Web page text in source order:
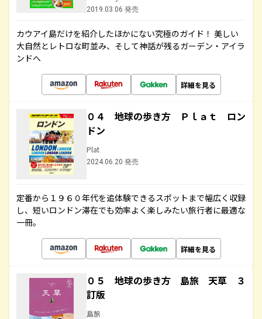
2019.03.06 発売
カウアイ島だけを紹介したほかにない究極のガイド！ 美しい
大自然とレトロな町並み、そして神話が残るガーデン・アイラ
ンドへ
詳細を見る
０４ 地球の歩き方 Ｐｌａｔ ロン
ドン
Plat
2024.06.20 発売
定番から１９６０年代を追体験できるスポットまで幅広く収録
し、短いロンドン滞在でも効率よく楽しみたい旅行者に最適な
一冊。
詳細を見る
０５ 地球の歩き方 島旅 天草 ３
訂版
島旅